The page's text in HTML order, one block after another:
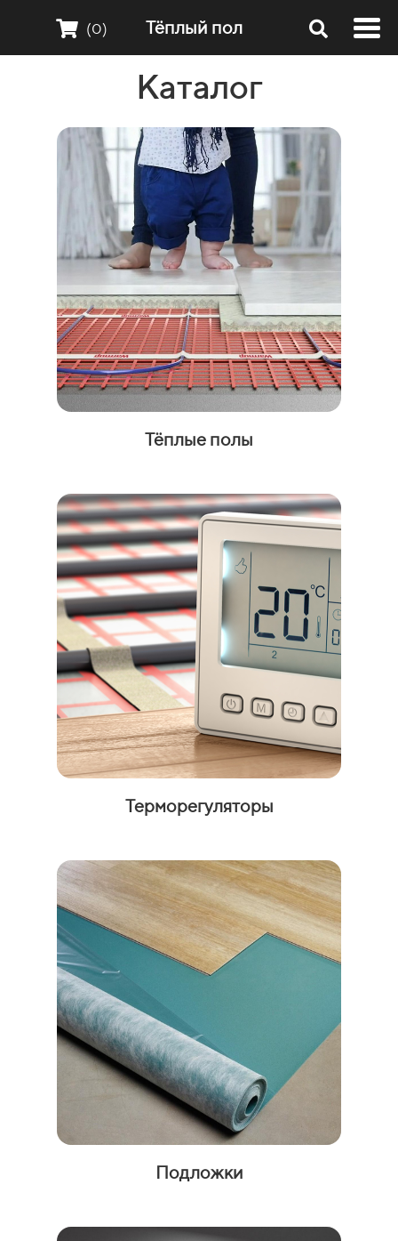
(0) Тёплый пол
Каталог
Тёплые полы
Терморегуляторы
Подложки